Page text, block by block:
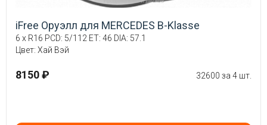
iFree Оруэлл для MERCEDES B-Klasse
6 x R16 PCD: 5/112 ET: 46 DIA: 57.1
Цвет: Хай Вэй
8150 ₽ 32600 за 4 шт.